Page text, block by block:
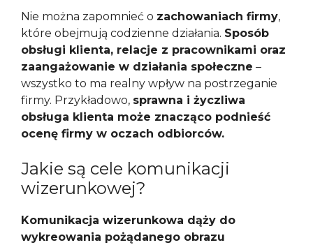
Nie można zapomnieć o zachowaniach firmy,
które obejmują codzienne działania. Sposób
obsługi klienta, relacje z pracownikami oraz
zaangażowanie w działania społeczne –
wszystko to ma realny wpływ na postrzeganie
firmy. Przykładowo, sprawna i życzliwa
obsługa klienta może znacząco podnieść
ocenę firmy w oczach odbiorców.
Jakie są cele komunikacji
wizerunkowej?
Komunikacja wizerunkowa dąży do
wykreowania pożądanego obrazu